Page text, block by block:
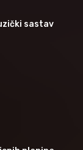
sastav